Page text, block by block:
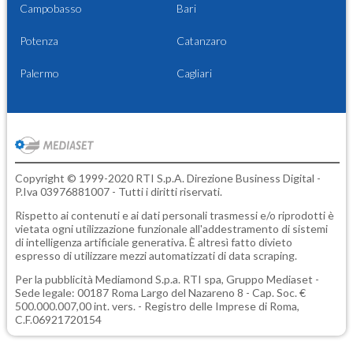
Campobasso Bari
Potenza Catanzaro
Palermo Cagliari
Copyright © 1999-2020 RTI S.p.A. Direzione Business Digital -
P.Iva 03976881007 - Tutti i diritti riservati.
Rispetto ai contenuti e ai dati personali trasmessi e/o riprodotti è
vietata ogni utilizzazione funzionale all'addestramento di sistemi
di intelligenza artificiale generativa. È altresì fatto divieto
espresso di utilizzare mezzi automatizzati di data scraping.
Per la pubblicità Mediamond S.p.a. RTI spa, Gruppo Mediaset -
Sede legale: 00187 Roma Largo del Nazareno 8 - Cap. Soc. €
500.000.007,00 int. vers. - Registro delle Imprese di Roma,
C.F.06921720154